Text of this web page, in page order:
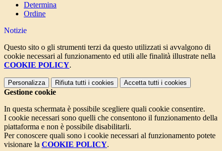
Determina
Ordine
Notizie
Questo sito o gli strumenti terzi da questo utilizzati si avvalgono di
cookie necessari al funzionamento ed utili alle finalità illustrate nella
COOKIE POLICY.
Personalizza Rifiuta tutti i cookies Accetta tutti i cookies
Gestione cookie
In questa schermata è possibile scegliere quali cookie consentire.
I cookie necessari sono quelli che consentono il funzionamento della
piattaforma e non è possibile disabilitarli.
Per conoscere quali sono i cookie necessari al funzionamento potete
visionare la COOKIE POLICY.